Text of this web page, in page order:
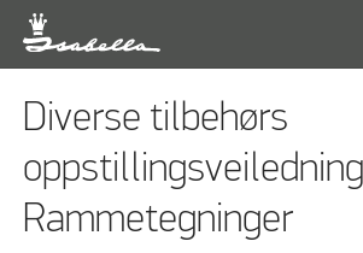
Diverse tilbehørs
Rammetegninger